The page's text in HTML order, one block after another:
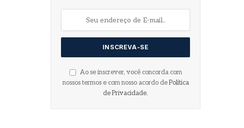
Ao se inscrever, você concorda com
nossos termos e com nosso acordo de Política
de Privacidade.